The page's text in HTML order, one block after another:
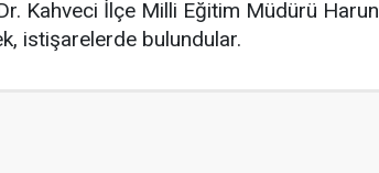
Kahveci İlçe Milli Eğitim Müdürü Harun
istişarelerde bulundular.